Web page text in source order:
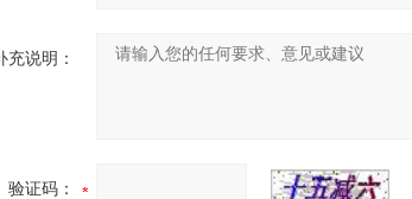
充说明：
验证码：